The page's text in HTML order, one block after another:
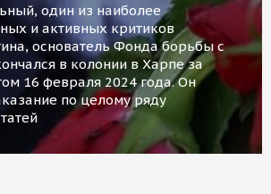
один из наиболее
и активных критиков
основатель Фонда борьбы с
в колонии в Харпе за
16 февраля 2024 года. Он
по целому ряду